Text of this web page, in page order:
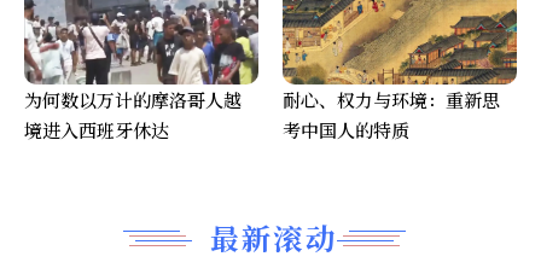
最新滚动
为何数以万计的摩洛哥人越
境进入西班牙休达
耐心、权力与环境：重新思
考中国人的特质